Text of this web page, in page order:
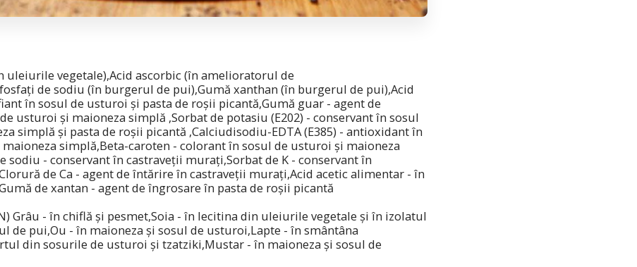
uleiurile vegetale),Acid ascorbic (în amelioratorul de
de sodiu (în burgerul de pui),Gumă xanthan (în burgerul de pui),Acid
în sosul de usturoi și pasta de roșii picantă,Gumă guar - agent de
usturoi și maioneza simplă ,Sorbat de potasiu (E202) - conservant în sosul
simplă și pasta de roșii picantă ,Calciudisodiu-EDTA (E385) - antioxidant în
simplă,Beta-caroten - colorant în sosul de usturoi și maioneza
sodiu - conservant în castraveții murați,Sorbat de K - conservant în
de Ca - agent de întărire în castraveții murați,Acid acetic alimentar - în
de xantan - agent de îngrosare în pasta de roșii picantă
Grâu - în chiflă și pesmet,Soia - în lecitina din uleiurile vegetale și în izolatul
de pui,Ou - în maioneza și sosul de usturoi,Lapte - în smântâna
din sosurile de usturoi și tzatziki,Mustar - în maioneza și sosul de